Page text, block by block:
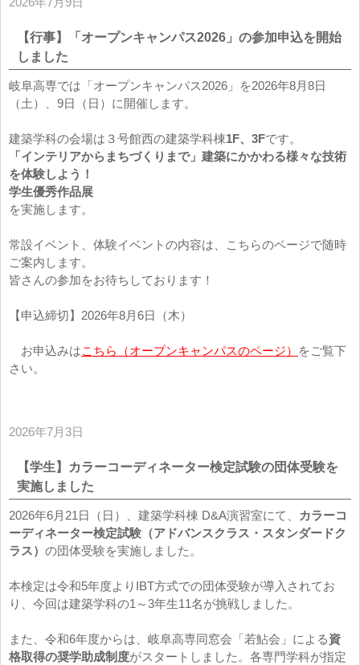
【行事】「オープンキャンパス2026」の参加申込を開始
しました
岐阜高専では「オープンキャンパス2026」を2026年8月8日
（土）、9日（日）に開催します。
建築学科の会場は３号館西の建築学科棟1F、3Fです。
「インテリアからまちづくりまで」建築にかかわる様々な技術
を体験しよう！
学生優秀作品展
を実施します。
常設イベント、体験イベントの内容は、こちらのページで随時
ご案内します。
皆さんの参加をお待ちしております！
【申込締切】2026年8月6日（木）
お申込みはこちら（オープンキャンパスのページ）
をご覧下
さい。
2026年7月3日
【学生】カラーコーディネーター検定試験の団体受験を
実施しました
2026年6月21日（日）、建築学科棟 D&A演習室にて、
カラーコ
ーディネーター検定試験（アドバンスクラス・スタンダードク
ラス） の団体受験を実施しました。
本検定は令和5年度よりIBT方式での団体受験が導入されてお
り、今回は建築学科の1～3年生11名が挑戦しました。
また、令和6年度からは、岐阜高専同窓会「若鮎会」による資
格取得の奨学助成制度がスタートしました。各専門学科が指定